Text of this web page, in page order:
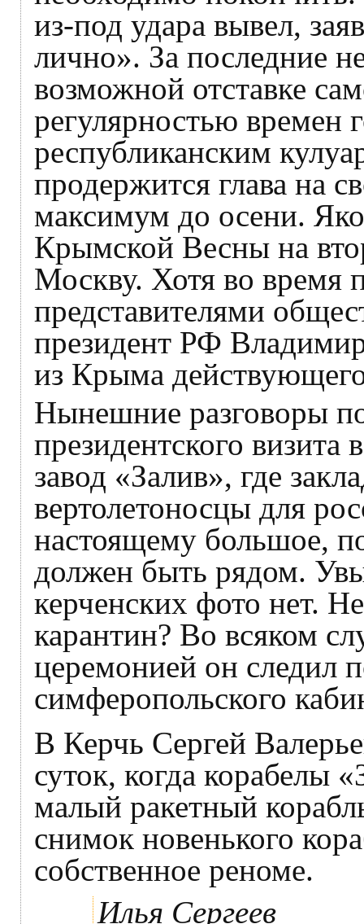
из-под удара вывел,
лично». За последние
возможной отставке
регулярностью времен
республиканским
продержится глава на
максимум до осени.
Крымской Весны на
Москву. Хотя во время
представителями
президент РФ
из Крыма
Нынешние разговоры
президентского визита
завод «Залив», где
вертолетоносцы для
настоящему большое,
должен быть рядом.
керченских фото нет.
карантин? Во всяком
церемонией он следил
симферопольского
В Керчь Сергей
суток, когда корабелы
малый ракетный
снимок новенького
собственное реноме.
Илья Сергеев